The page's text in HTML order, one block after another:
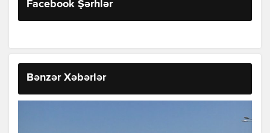
Facebook Şərhlər
Bənzər Xəbərlər